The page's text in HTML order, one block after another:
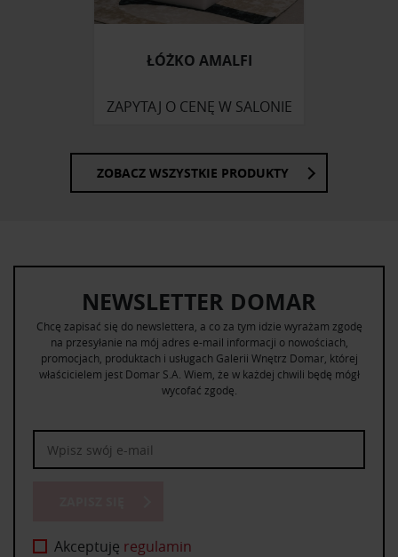
ŁÓŻKO AMALFI
ZAPYTAJ O CENĘ W SALONIE
ZOBACZ WSZYSTKIE PRODUKTY
NEWSLETTER DOMAR
Chcę zapisać się do newslettera, a co za tym idzie wyrażam zgodę
na przesyłanie na mój adres e-mail informacji o nowościach,
promocjach, produktach i usługach Galerii Wnętrz Domar, której
właścicielem jest Domar S.A. Wiem, że w każdej chwili będę mógł
wycofać zgodę.
Akceptuję regulamin